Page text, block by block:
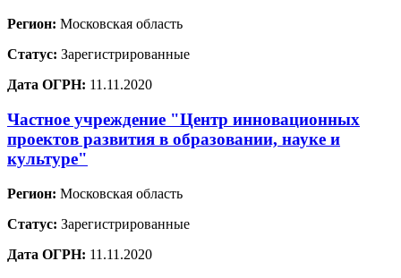
Регион: Московская область
Статус: Зарегистрированные
Дата ОГРН: 11.11.2020
Частное учреждение "Центр инновационных
проектов развития в образовании, науке и
культуре"
Регион: Московская область
Статус: Зарегистрированные
Дата ОГРН: 11.11.2020